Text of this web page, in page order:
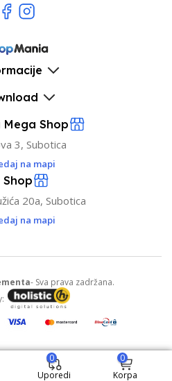
0
Uporedi
0
Korpa
Mega Shop
3, Subotica
na mapi
Shop
20a, Subotica
na mapi
- Sva prava zadržana.